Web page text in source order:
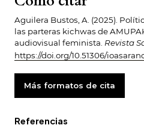
Aguilera Bustos, A. (2025).
las parteras kichwas de
audiovisual feminista. Revista
https://doi.org/10.51306/
Más formatos de cita
Referencias